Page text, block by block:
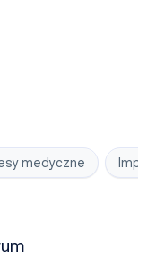
medyczne